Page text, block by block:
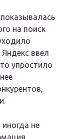
на поиск
ввел
упростило
не